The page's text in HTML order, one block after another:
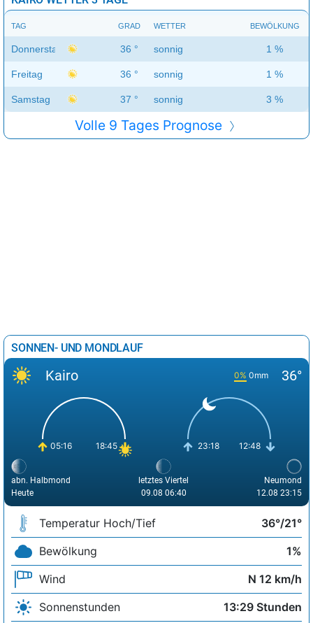
TAG GRAD WETTER BEWÖLKUNG
Donnerstag 36 ° sonnig 1 %
Freitag 36 ° sonnig 1 %
Samstag 37 ° sonnig 3 %
Volle 9 Tages Prognose
SONNEN- UND MONDLAUF
Kairo 0% 0mm 36°
05:16 18:45 23:18 12:48
abn. Halbmond
Heute
letztes Viertel
09.08 06:40
Neumond
12.08 23:15
Temperatur Hoch/Tief
36°/21°
Bewölkung
1%
Wind
N 12 km/h
Sonnenstunden
13:29 Stunden